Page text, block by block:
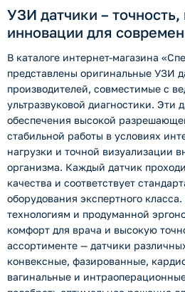
УЗИ датчики –
инновации для
В каталоге интернет-магазина
представлены оригинальные УЗИ
производителей, совместимые с
ультразвуковой диагностики. Эти
обеспечения высокой
стабильной работы в условиях
нагрузки и точной визуализации
организма. Каждый датчик
качества и соответствует
оборудования экспертного
технологиям и продуманной
комфорт для врача и высокую
ассортименте — датчики
конвексные, фазированные,
вагинальные и